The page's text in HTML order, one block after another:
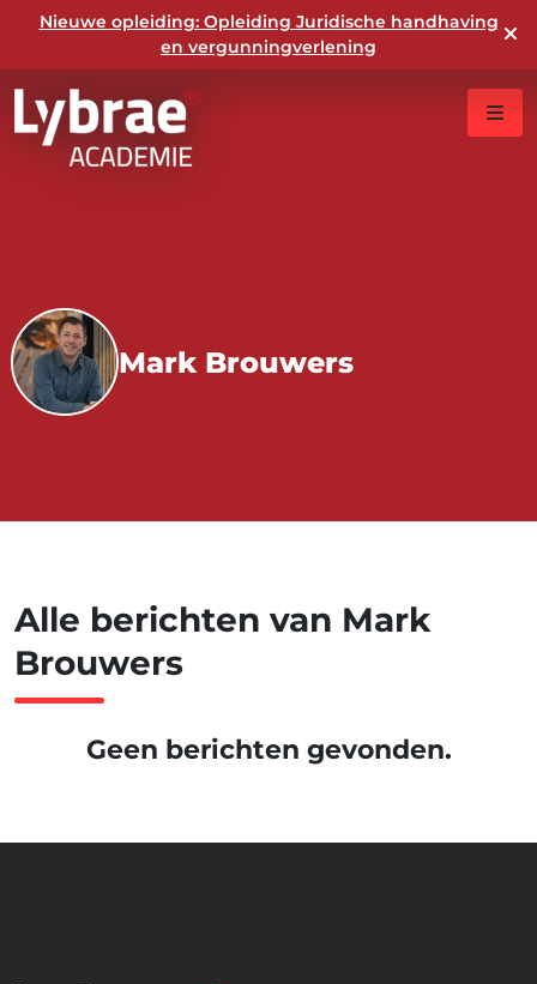
Nieuwe opleiding: Opleiding Juridische handhaving
en vergunningverlening
Mark Brouwers
Alle berichten van Mark
Brouwers
Geen berichten gevonden.